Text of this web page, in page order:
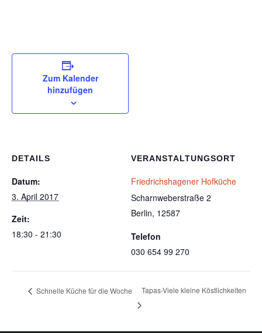
Zum Kalender
hinzufügen
DETAILS
Datum:
3. April 2017
Zeit:
18:30 - 21:30
VERANSTALTUNGSORT
Friedrichshagener Hofküche
Scharnweberstraße 2
Berlin, 12587
Telefon
030 654 99 270
Schnelle Küche für die Woche Tapas-Viele kleine Köstlichkeiten